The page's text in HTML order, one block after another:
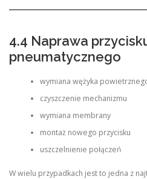
4.4 Naprawa
pneumatycznego
wymiana wężyka
czyszczenie mechanizmu
wymiana membrany
montaż nowego przycisku
uszczelnienie połączeń
W wielu przypadkach jest to jedna z